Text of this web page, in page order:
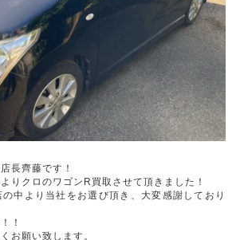
長齊藤です！
りクロのワゴンR買取させて頂きました！
中より当社をお選び頂き、大変感謝しており
！
お願い致します。